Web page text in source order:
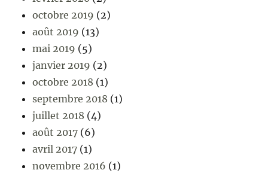
octobre 2019 (2)
août 2019 (13)
mai 2019 (5)
janvier 2019 (2)
octobre 2018 (1)
septembre 2018 (1)
juillet 2018 (4)
août 2017 (6)
avril 2017 (1)
novembre 2016 (1)